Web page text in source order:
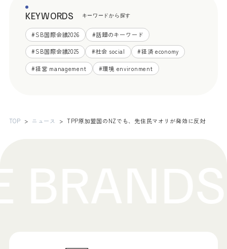
KEYWORDS キーワードから探す
#SB国際会議2026 #話題のキーワード
#SB国際会議2025 #社会 social #経済 economy
#経営 management #環境 environment
TOP ニュース TPP原加盟国のNZでも、先住民マオリが発効に反対